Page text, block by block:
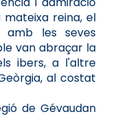
reina, el
les seves
van abraçar la
ibers, a l'altre
al costat
de Gévaudan